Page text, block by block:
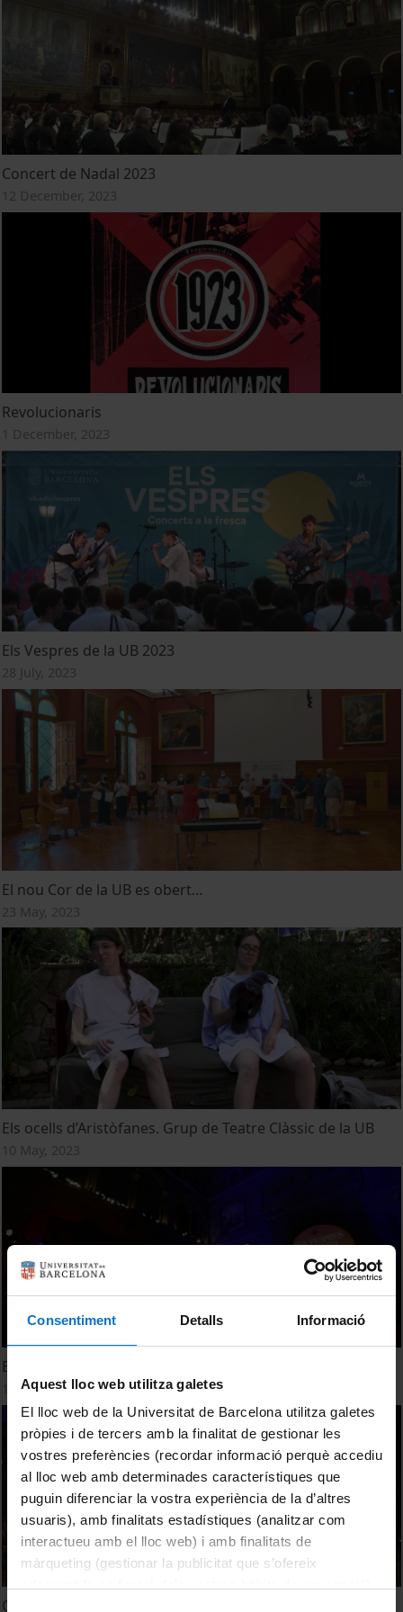
Consentiment Detalls Informació
Aquest lloc web utilitza galetes
El lloc web de la Universitat de Barcelona utilitza galetes
pròpies i de tercers amb la finalitat de gestionar les
vostres preferències (recordar informació perquè accediu
al lloc web amb determinades característiques que
puguin diferenciar la vostra experiència de la d’altres
usuaris), amb finalitats estadístiques (analitzar com
interactueu amb el lloc web) i amb finalitats de
màrqueting (gestionar la publicitat que s’ofereix
Concert de Nadal 2023
12 December, 2023
Revolucionaris
1 December, 2023
Els Vespres de la UB 2023
28 July, 2023
El nou Cor de la UB es obert…
23 May, 2023
Els ocells d’Aristòfanes. Grup de Teatre Clàssic de la UB
10 May, 2023
Els Vespres d'hivern 2023
14 March, 2023
Què opinen els artistes d’Els Vespres d’Hivern 2023